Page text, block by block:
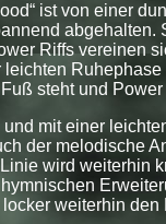
ist von einer
abgehalten.
Riffs vereinen
leichten
steht und
und mit einer
der melodische
wird weiterhin
weiterhin